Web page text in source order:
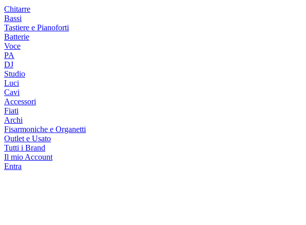
Chitarre
Bassi
Tastiere e Pianoforti
Batterie
Voce
PA
DJ
Studio
Luci
Cavi
Accessori
Fiati
Archi
Fisarmoniche e Organetti
Outlet e Usato
Tutti i Brand
Il mio Account
Entra